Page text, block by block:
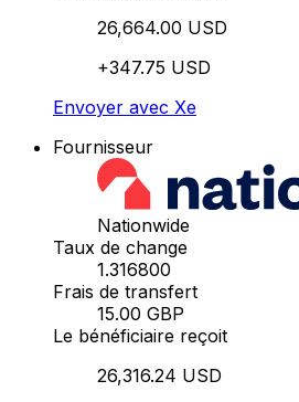
26,664.00 USD
+347.75 USD
Envoyer avec Xe
Fournisseur
Nationwide
Taux de change
1.316800
Frais de transfert
15.00 GBP
Le bénéficiaire reçoit
26,316.24 USD